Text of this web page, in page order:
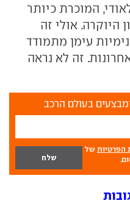
המוכרת כיותר
היוקרה. אולי זה
עימן מתמודד
זה לא נראה
בעולם הרכב
הפרטיות של